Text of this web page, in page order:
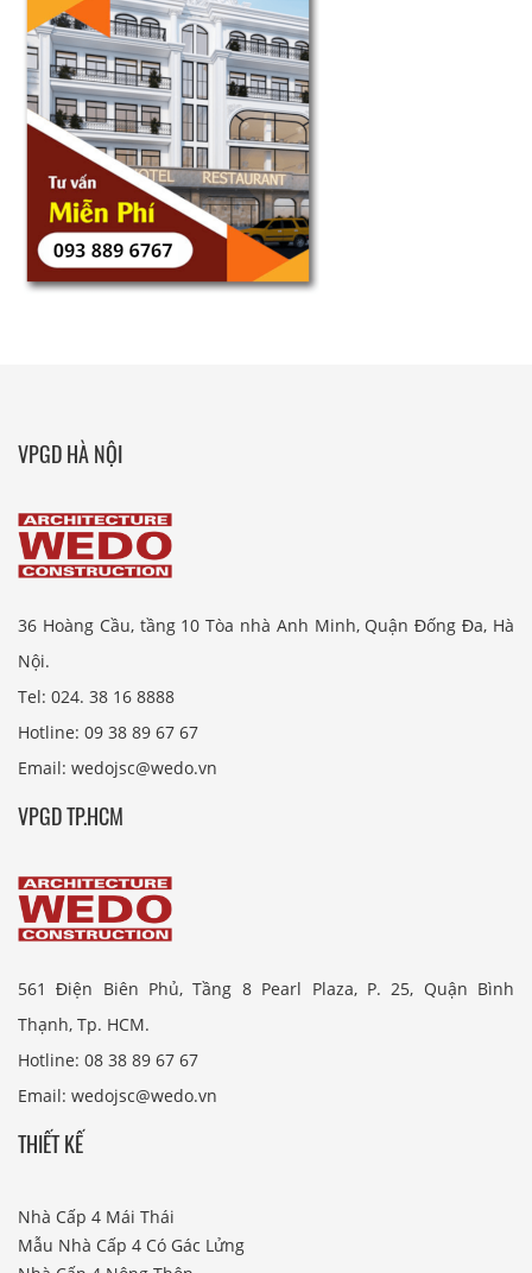
VPGD HÀ NỘI
36 Hoàng Cầu, tầng 10 Tòa nhà Anh Minh, Quận Đống Đa, Hà
Nội.
Tel: 024. 38 16 8888
Hotline: 09 38 89 67 67
Email: wedojsc@wedo.vn
VPGD TP.HCM
561 Điện Biên Phủ, Tầng 8 Pearl Plaza, P. 25, Quận Bình
Thạnh, Tp. HCM.
Hotline: 08 38 89 67 67
Email: wedojsc@wedo.vn
THIẾT KẾ
Nhà Cấp 4 Mái Thái
Mẫu Nhà Cấp 4 Có Gác Lửng